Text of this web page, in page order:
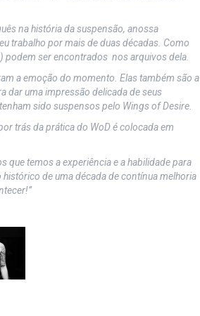
na história da suspensão, anossa
trabalho por mais de duas décadas. Como
podem ser encontrados nos arquivos dela.
a emoção do momento. Elas também são a
dar uma impressão delicada de seus
sido suspensos pelo Wings of Desire.
trás da prática do WoD é colocada em
que temos a experiência e a habilidade para
de uma década de contínua melhoria